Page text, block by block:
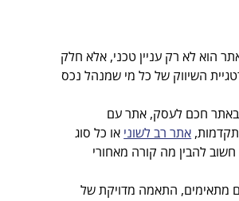
אתר הוא לא רק עניין טכני, אלא חלק
השיווק של כל מי שמנהל נכס
באתר חכם לעסק, אתר עם
אתר רב לשוני או כל סוג
להבין מה קורה מאחורי
מתאימים, התאמה מדויקת של